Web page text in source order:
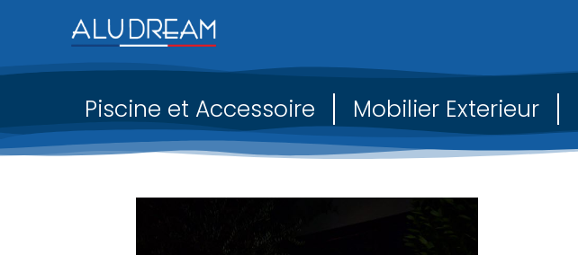
Piscine et Accessoire Mobilier Exterieur